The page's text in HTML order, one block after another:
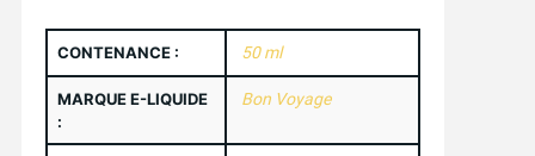
CONTENANCE : 50 ml
MARQUE E-LIQUIDE
:
Bon Voyage